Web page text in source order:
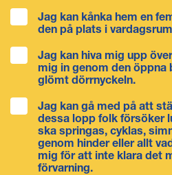
Jag kan kånka hem en
den på plats i
Jag kan hiva mig upp
mig in genom den öppna
glömt dörrnyckeln.
Jag kan gå med på att
dessa lopp folk försöker
ska springas, cyklas,
genom hinder eller allt
mig för att inte klara det
förvarning.